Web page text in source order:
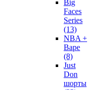
Big
Faces
Series
(13)
NBA +
Bape
(8)
Just
Don
шорты